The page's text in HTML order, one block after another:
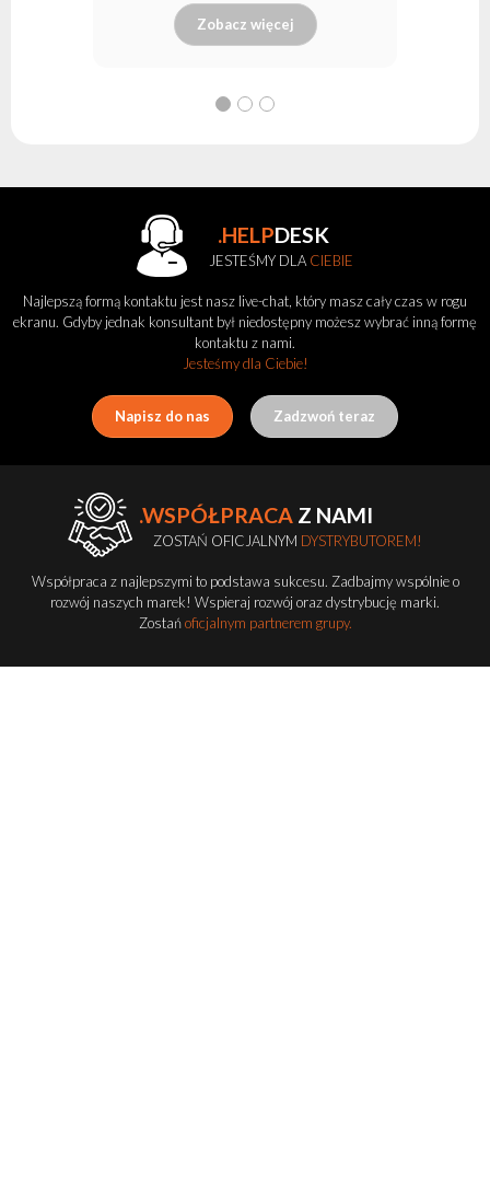
Zobacz więcej
.HELPDESK
JESTEŚMY DLACIEBIE
Najlepszą formą kontaktu jest nasz live-chat, który masz cały czas w rogu
ekranu. Gdyby jednak konsultant był niedostępny możesz wybrać inną formę
kontaktu z nami.
Jesteśmy dla Ciebie!
Napisz do nas Zadzwoń teraz
.WSPÓŁPRACA Z NAMI
ZOSTAŃ OFICJALNYM DYSTRYBUTOREM!
Współpraca z najlepszymi to podstawa sukcesu. Zadbajmy wspólnie o
rozwój naszych marek! Wspieraj rozwój oraz dystrybucję marki.
Zostańoficjalnym partnerem grupy.